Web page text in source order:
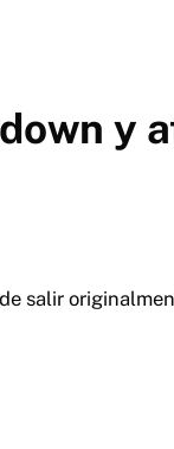
y
salir